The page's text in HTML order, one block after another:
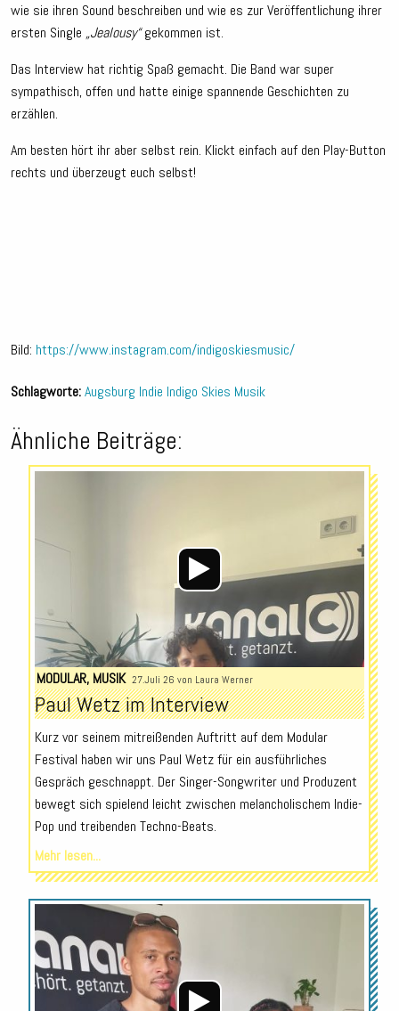
wie sie ihren Sound beschreiben und wie es zur Veröffentlichung ihrer
ersten Single „Jealousy“gekommen ist.
Das Interview hat richtig Spaß gemacht. Die Band war super
sympathisch, offen und hatte einige spannende Geschichten zu
erzählen.
Am besten hört ihr aber selbst rein. Klickt einfach auf den Play-Button
rechts und überzeugt euch selbst!
Bild: https://www.instagram.com/indigoskiesmusic/
Schlagworte:Augsburg Indie Indigo Skies Musik
Ähnliche Beiträge:
Audio-
Player
MODULAR, MUSIK 27.Juli 26 von Laura Werner
Paul Wetz im Interview
Kurz vor seinem mitreißenden Auftritt auf dem Modular
Festival haben wir uns Paul Wetz für ein ausführliches
Gespräch geschnappt. Der Singer-Songwriter und Produzent
bewegt sich spielend leicht zwischen melancholischem Indie-
Pop und treibenden Techno-Beats.
Mehr lesen...
Audio-
Player